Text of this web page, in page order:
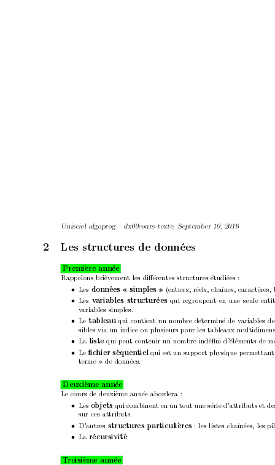
Unisciel algoprog – dx00cours-texte, September 19, 2016
2 Les structures de donn´
ees
Premi`
ere ann´
ee
Rappelons bri`
evement les diﬀ´
erentes structures ´
etudi´
ees :
• Les donn´
ees «simples » (entiers, r´eels, chaˆınes, caract`eres,
• Les variables structur´
ees qui regroupent en une seule en
variables simples.
• Le tableau qui contient un nombre d´etermin´e de variables
sibles via un indice ou plusieurs pour les tableaux m
• La liste qui peut contenir un nombre ind´
eﬁni d’´el´ements de m
• Le ﬁchier s´
equentiel qui est un support physique
terme
»de donn´
ees.
Deuxi`
eme ann´
ee
Le cours de deuxi`
eme ann´
ee abordera :
• Les objets qui combinent en un tout une s´
erie d’attributs et
sur ces attributs.
• D’autres structures particuli`
eres : les listes chaˆın´
ees, les
• La r´
ecursivit´
e.
Troisi`
eme ann´ee